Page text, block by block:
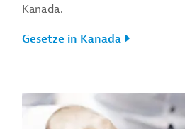
Kanada.
Gesetze in Kanada